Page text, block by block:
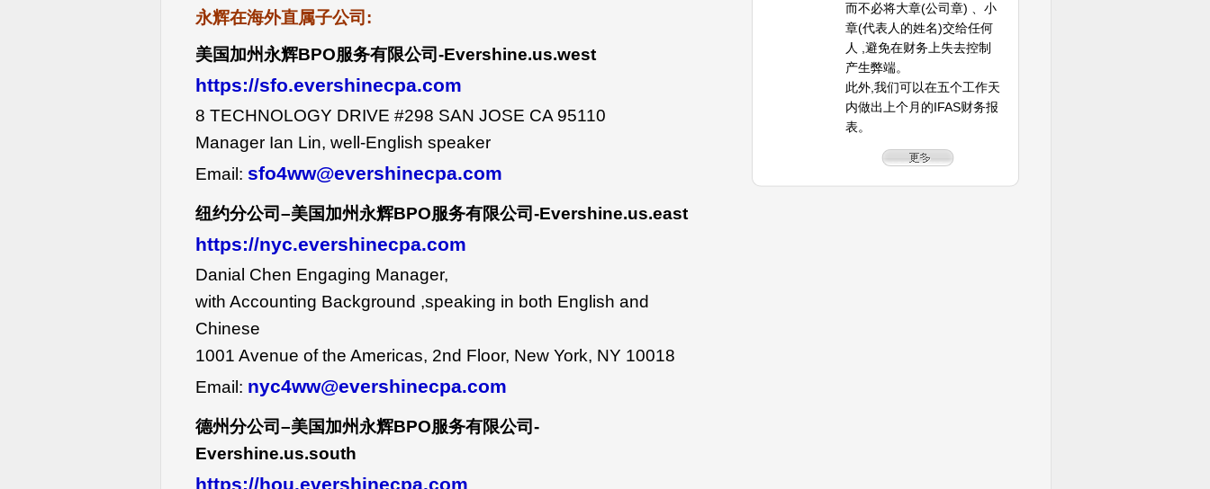
永辉在海外直属子公司 :
美国加州永辉BPO服务有限公司-Evershine.us.west
https://sfo.evershinecpa.com
8 TECHNOLOGY DRIVE #298 SAN JOSE CA 95110
Manager Ian Lin, well-English speaker
Email: sfo4ww@evershinecpa.com
纽约分公司–美国加州永辉BPO服务有限公司-Evershine.us.east
https://nyc.evershinecpa.com
Danial Chen Engaging Manager,
with Accounting Background ,speaking in both English and
Chinese
1001 Avenue of the Americas, 2nd Floor, New York, NY 10018
Email: nyc4ww@evershinecpa.com
德州分公司–美国加州永辉BPO服务有限公司-
Evershine.us.south
https://hou.evershinecpa.com
而不必将大章(公司章) 、小
章(代表人的姓名)交给任何
人 ,避免在财务上失去控制
产生弊端。
此外,我们可以在五个工作天
内做出上个月的IFAS财务报
表。